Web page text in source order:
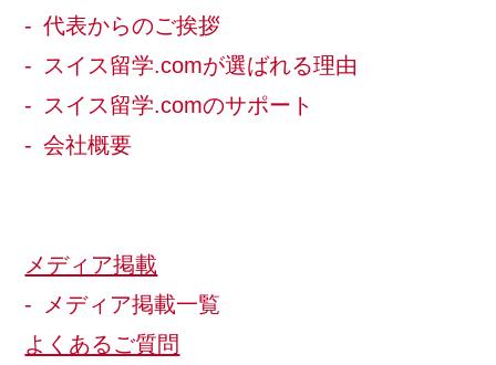
代表からのご挨拶
スイス留学.comが選ばれる理由
スイス留学.comのサポート
会社概要
メディア掲載
メディア掲載一覧
よくあるご質問